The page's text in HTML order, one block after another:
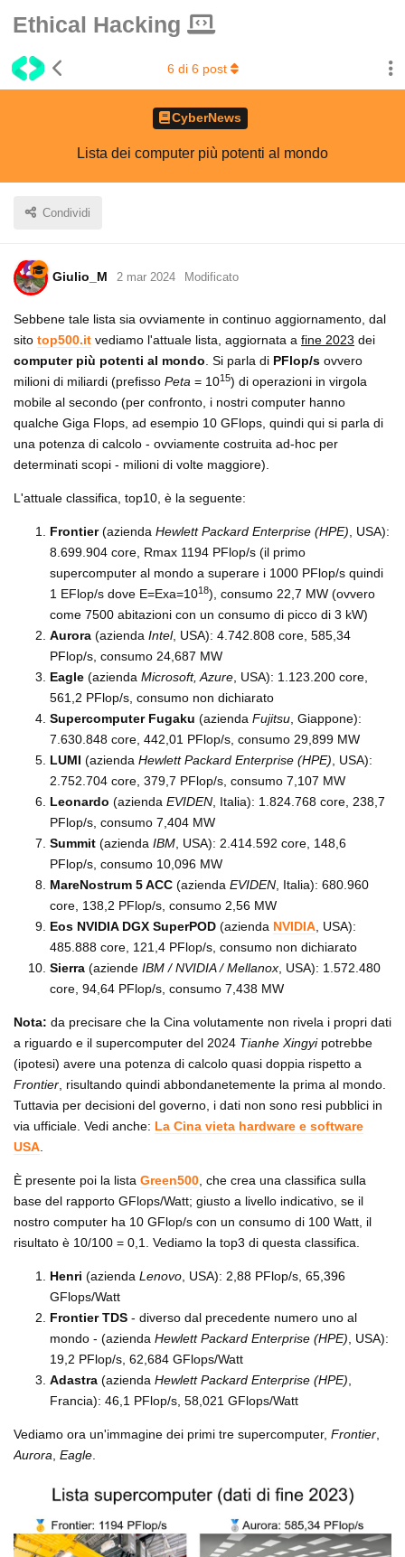
Ethical Hacking
CyberNews
Lista dei computer più potenti al mondo
Condividi
6di 6post
Giulio_M 2 mar 2024 Modificato
Sebbene tale lista sia ovviamente in continuo aggiornamento, dal
sito top500.it vediamo l'attuale lista, aggiornata a fine 2023 dei
computer più potenti al mondo . Si parla di PFlop/s ovvero
milioni di miliardi (prefisso Peta = 1015) di operazioni in virgola
mobile al secondo (per confronto, i nostri computer hanno
qualche Giga Flops, ad esempio 10 GFlops, quindi qui si parla di
una potenza di calcolo - ovviamente costruita ad-hoc per
determinati scopi - milioni di volte maggiore).
L'attuale classifica, top10, è la seguente:
Frontier(azienda Hewlett Packard Enterprise (HPE) , USA):
8.699.904 core, Rmax 1194 PFlop/s (il primo
supercomputer al mondo a superare i 1000 PFlop/s quindi
1 EFlop/s dove E=Exa=1018), consumo 22,7 MW (ovvero
come 7500 abitazioni con un consumo di picco di 3 kW)
Aurora (azienda Intel, USA): 4.742.808 core, 585,34
PFlop/s, consumo 24,687 MW
Eagle (azienda Microsoft, Azure , USA): 1.123.200 core,
561,2 PFlop/s, consumo non dichiarato
Supercomputer Fugaku (azienda Fujitsu , Giappone):
7.630.848 core, 442,01 PFlop/s, consumo 29,899 MW
LUMI (azienda Hewlett Packard Enterprise (HPE) , USA):
2.752.704 core, 379,7 PFlop/s, consumo 7,107 MW
Leonardo (azienda EVIDEN , Italia): 1.824.768 core, 238,7
PFlop/s, consumo 7,404 MW
Summit (azienda IBM , USA): 2.414.592 core, 148,6
PFlop/s, consumo 10,096 MW
MareNostrum 5 ACC (azienda EVIDEN , Italia): 680.960
core, 138,2 PFlop/s, consumo 2,56 MW
Eos NVIDIA DGX SuperPOD (azienda NVIDIA , USA):
485.888 core, 121,4 PFlop/s, consumo non dichiarato
Sierra (aziende IBM / NVIDIA / Mellanox , USA): 1.572.480
core, 94,64 PFlop/s, consumo 7,438 MW
Nota: da precisare che la Cina volutamente non rivela i propri dati
a riguardo e il supercomputer del 2024 Tianhe Xingyipotrebbe
(ipotesi) avere una potenza di calcolo quasi doppia rispetto a
Frontier , risultando quindi abbondanetemente la prima al mondo.
Tuttavia per decisioni del governo, i dati non sono resi pubblici in
via ufficiale. Vedi anche: La Cina vieta hardware e software
USA
È presente poi la lista Green500 , che crea una classifica sulla
base del rapporto GFlops/Watt; giusto a livello indicativo, se il
nostro computer ha 10 GFlop/s con un consumo di 100 Watt, il
risultato è 10/100 = 0,1. Vediamo la top3 di questa classifica.
Henri (azienda Lenovo , USA): 2,88 PFlop/s, 65,396
GFlops/Watt
Frontier TDS - diverso dal precedente numero uno al
mondo - (azienda Hewlett Packard Enterprise (HPE) , USA):
19,2 PFlop/s, 62,684 GFlops/Watt
Adastra (azienda Hewlett Packard Enterprise (HPE)
Francia): 46,1 PFlop/s, 58,021 GFlops/Watt
Vediamo ora un'immagine dei primi tre supercomputer, Frontier
Aurora Eagle